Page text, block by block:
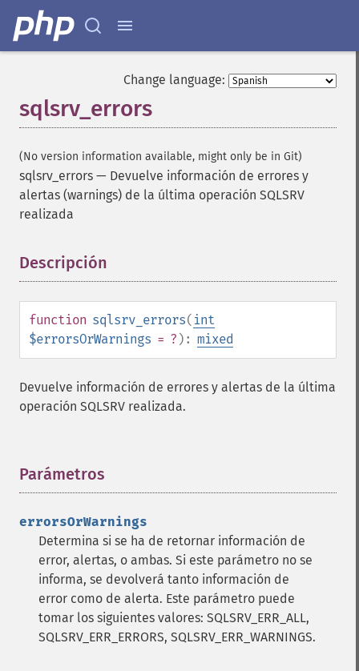
Change language:
sqlsrv_errors
(No version information available, might only be in Git)
sqlsrv_errors — Devuelve información de errores y
alertas (warnings) de la última operación SQLSRV
realizada
Descripción
function sqlsrv_errors( int
$errorsOrWarnings = ? ): mixed
Devuelve información de errores y alertas de la última
operación SQLSRV realizada.
Parámetros
errorsOrWarnings
Determina si se ha de retornar información de
error, alertas, o ambas. Si este parámetro no se
informa, se devolverá tanto información de
error como de alerta. Este parámetro puede
tomar los siguientes valores: SQLSRV_ERR_ALL,
SQLSRV_ERR_ERRORS, SQLSRV_ERR_WARNINGS.